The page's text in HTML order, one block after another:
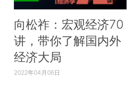
向松祚：宏观经济70
讲，带你了解国内外
经济大局
2022年04月06日